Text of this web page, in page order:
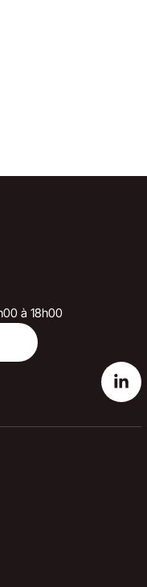
à 18h00